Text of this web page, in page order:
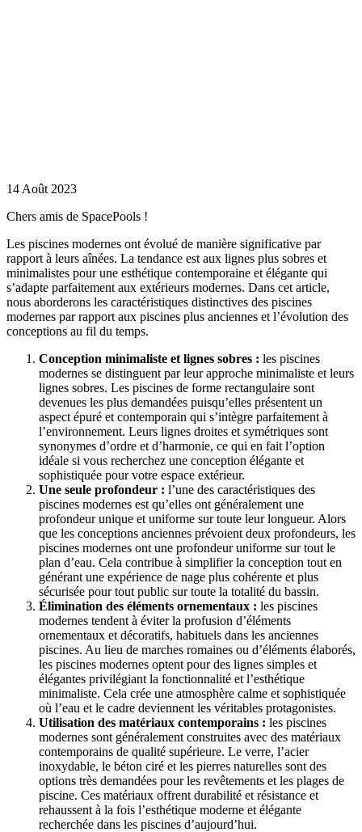
14 Août 2023
Chers amis de SpacePools !
Les piscines modernes ont évolué de manière significative par
rapport à leurs aînées. La tendance est aux lignes plus sobres et
minimalistes pour une esthétique contemporaine et élégante qui
s’adapte parfaitement aux extérieurs modernes. Dans cet article,
nous aborderons les caractéristiques distinctives des piscines
modernes par rapport aux piscines plus anciennes et l’évolution des
conceptions au fil du temps.
Conception minimaliste et lignes sobres : les piscines
modernes se distinguent par leur approche minimaliste et leurs
lignes sobres. Les piscines de forme rectangulaire sont
devenues les plus demandées puisqu’elles présentent un
aspect épuré et contemporain qui s’intègre parfaitement à
l’environnement. Leurs lignes droites et symétriques sont
synonymes d’ordre et d’harmonie, ce qui en fait l’option
idéale si vous recherchez une conception élégante et
sophistiquée pour votre espace extérieur.
Une seule profondeur : l’une des caractéristiques des
piscines modernes est qu’elles ont généralement une
profondeur unique et uniforme sur toute leur longueur. Alors
que les conceptions anciennes prévoient deux profondeurs, les
piscines modernes ont une profondeur uniforme sur tout le
plan d’eau. Cela contribue à simplifier la conception tout en
générant une expérience de nage plus cohérente et plus
sécurisée pour tout public sur toute la totalité du bassin.
Élimination des éléments ornementaux : les piscines
modernes tendent à éviter la profusion d’éléments
ornementaux et décoratifs, habituels dans les anciennes
piscines. Au lieu de marches romaines ou d’éléments élaborés,
les piscines modernes optent pour des lignes simples et
élégantes privilégiant la fonctionnalité et l’esthétique
minimaliste. Cela crée une atmosphère calme et sophistiquée
où l’eau et le cadre deviennent les véritables protagonistes.
Utilisation des matériaux contemporains : les piscines
modernes sont généralement construites avec des matériaux
contemporains de qualité supérieure. Le verre, l’acier
inoxydable, le béton ciré et les pierres naturelles sont des
options très demandées pour les revêtements et les plages de
piscine. Ces matériaux offrent durabilité et résistance et
rehaussent à la fois l’esthétique moderne et élégante
recherchée dans les piscines d’aujourd’hui.